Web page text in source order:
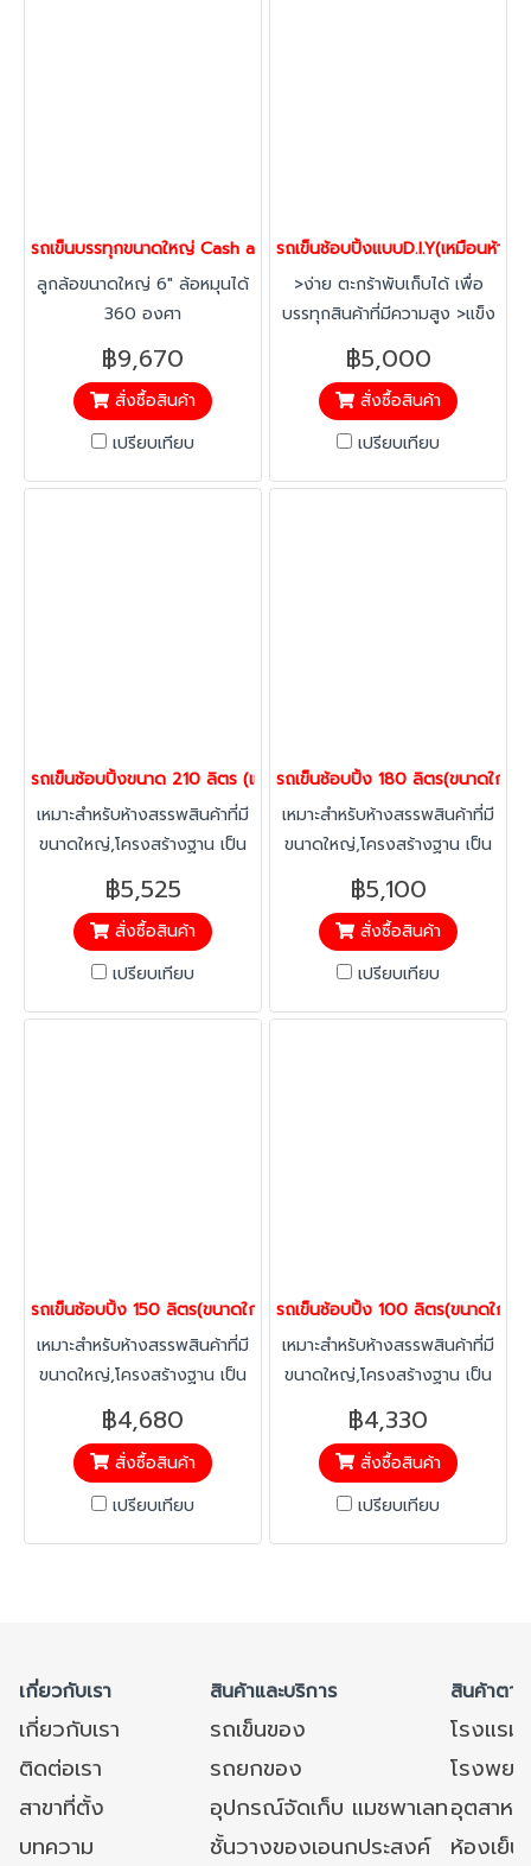
รถเข็นบรรทุกขนาดใหญ่ Cash and carry (เหมือนห้าง Makro) Happy
ลูกล้อขนาดใหญ่ 6" ล้อหมุนได้
360 องศา
฿9,670
สั่งซื้อสินค้า
เปรียบเทียบ
รถเข็นช้อบปิ้งแบบD.I.Y(เหมือนห้า
>ง่าย ตะกร้าพับเก็บได้ เพื่อ
บรรทุกสินค้าที่มีความสูง >แข็ง
แรง โครงสร้างเหล็กชึบซิงค์
>ประหยัด พื้้นที่สามารถซ้อนคัน
ได้
฿5,000
สั่งซื้อสินค้า
เปรียบเทียบ
รถเข็นช้อบปิ้งขนาด 210 ลิตร (เหมือนห้าง Makro) รถเข็นตะกร้า รถเข็
เหมาะสำหรับห้างสรรพสินค้าที่มี
ขนาดใหญ่,โครงสร้างฐาน เป็น
เหล็กoval มีความแข็งแรง ไม่
เหมือนโครงสร้างทั่วไปที่เป็นฐาน
ลวดหรือขาทรงเอ (หรือทรงวี
หงาย) ลดปัญหาแชชซีหักงอ ที่
หมอนถนน/ลงจากทางลาด
อุปกรณ์พลาสติก เช่นเบบี้ซีท,
ขอบคิ้วป้องกันการสึกหรอของ
เหล็ก, บัมเปอร์, ลูกล้อเป็นยาง
แบบหนา นิ่มนวลและไม่แตกแบบ
ล้อเนื้อแข็งทั่วไป รุนมาตรฐาน
เป็นแบบล้อหมุนทั้งหมด 4 ล้อ
(เหมาะสำหรับที่แคบเลี้ยวทางโค้ง
แจ้งล่วงหน้า สามารถติดตั้งโซ่
กันไฟฟ้าสถิตย์ หรือล้อทาง
เลื่อนได้ กรุณาติดต่อฝ่ายขาย
฿5,525
สั่งซื้อสินค้า
เปรียบเทียบ
รถเข็นช้อบปิ้ง 180 ลิตร(ขนาดใกล้
เหมาะสำหรับห้างสรรพสินค้าที่มี
ขนาดใหญ่,โครงสร้างฐาน เป็น
เหล็กoval มีความแข็งแรง ไม่
เหมือนโครงสร้างทั่วไปที่เป็นฐาน
ลวดหรือขาทรงเอ (หรือทรงวี
หงาย) ลดปัญหาแชชซีหักงอ ที่
หมอนถนน/ลงจากทางลาด
อุปกรณ์พลาสติก เช่นเบบี้ซีท,
ขอบคิ้วป้องกันการสึกหรอของ
เหล็ก, บัมเปอร์, ลูกล้อเป็นยาง
แบบหนา นิ่มนวลและไม่แตกแบบ
ล้อเนื้อแข็งทั่วไป รุนมาตรฐาน
เป็นแบบล้อหมุนทั้งหมด 4 ล้อ
(เหมาะสำหรับที่แคบเลี้ยวทางโค้ง
กันไฟฟ้าสถิตย์ หรือล้อทาง
เลื่อนได้ กรุณาติดต่อฝ่ายขาย
฿5,100
สั่งซื้อสินค้า
เปรียบเทียบ
รถเข็นช้อบปิ้ง 150 ลิตร(ขนาดใกล้เคียงกับห้าง Top supermarket ) ร
เหมาะสำหรับห้างสรรพสินค้าที่มี
ขนาดใหญ่,โครงสร้างฐาน เป็น
เหล็กoval มีความแข็งแรง ไม่
เหมือนโครงสร้างทั่วไปที่เป็นฐาน
ลวดหรือขาทรงเอ (หรือทรงวี
หงาย) ลดปัญหาแชชซีหักงอ ที่
ได้โดยไม่เกิดปัญหา ล้อหลังเสีย
หายจากการเปลี่ยนเข็นเปลี่ยน
ทิศทางของพนักงาน จากการจัด
เก็บของพนักงาน มีอะไหร่รถเข็น
ให้เปลี่ยน,ไม่เป็นสนิม,สามารถ
ล้างทำความสะอาดง่าย ติดตั้ง
อุปกรณ์พลาสติก เช่นเบบี้ซีท,
฿4,680
สั่งซื้อสินค้า
เปรียบเทียบ
รถเข็นช้อบปิ้ง 100 ลิตร(ขนาดใกล้
เหมาะสำหรับห้างสรรพสินค้าที่มี
ขนาดใหญ่,โครงสร้างฐาน เป็น
เหล็กoval มีความแข็งแรง ไม่
เหมือนโครงสร้างทั่วไปที่เป็นฐาน
ลวดหรือขาทรงเอ (หรือทรงวี
หงาย) ลดปัญหาแชชซีหักงอ ที่
หายจากการเปลี่ยนเข็นเปลี่ยน
ทิศทางของพนักงาน จากการจัด
เก็บของพนักงาน มีอะไหร่รถเข็น
ให้เปลี่ยน,ไม่เป็นสนิม,สามารถ
ล้างทำความสะอาดง่าย ติดตั้ง
อุปกรณ์พลาสติก เช่นเบบี้ซีท,
฿4,330
สั่งซื้อสินค้า
เปรียบเทียบ
เกี่ยวกับเรา สินค้าและบริการ สินค้าตา
เกี่ยวกับเรา รถเข็นของ
โรงแร
ติดต่อเรา
รถยกของ
โรงพย
สาขาที่ตั้ง
อุปกรณ์จัดเก็บ แมชพาเลทอุตสาหก
บทความ
ชั้นวางของเอนกประสงค์
ห้องเย็